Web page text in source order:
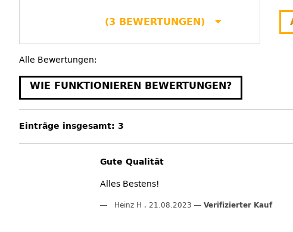
(3 BEWERTUNGEN)
Alle Bewertungen:
WIE FUNKTIONIEREN BEWERTUNGEN?
Einträge insgesamt: 3
Gute Qualität
Alles Bestens!
Heinz H , 21.08.2023 Verifizierter Kauf